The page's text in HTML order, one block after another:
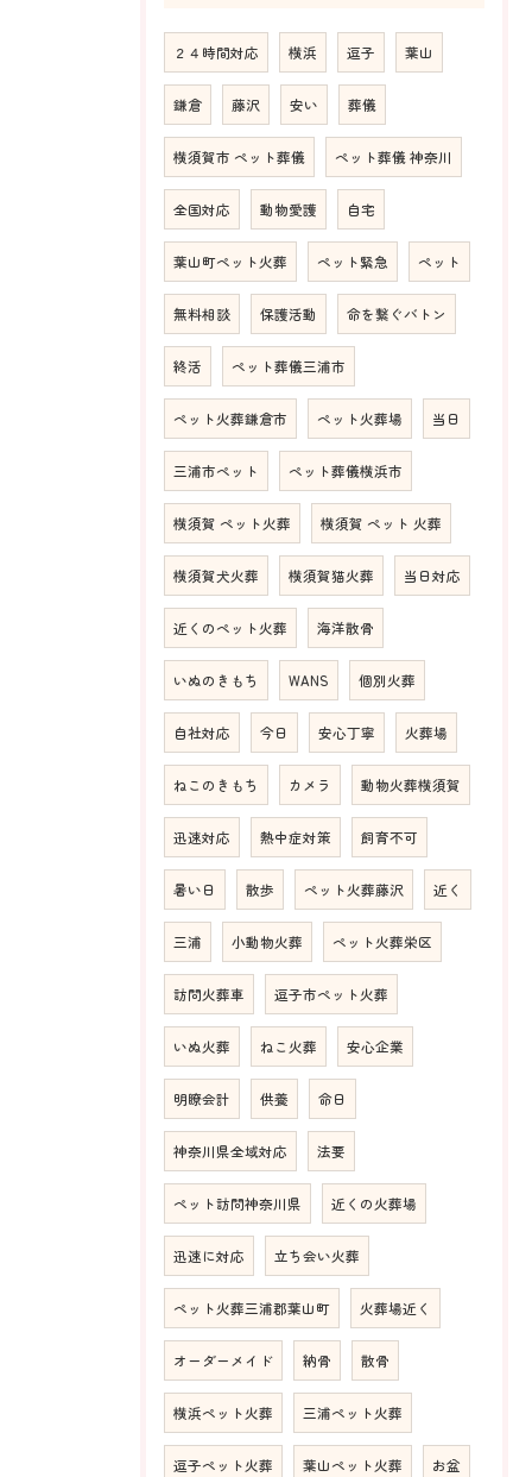
２４時間対応 横浜 逗子 葉山
鎌倉 藤沢 安い 葬儀
横須賀市 ペット葬儀 ペット葬儀 神奈川
全国対応 動物愛護 自宅
葉山町ペット火葬 ペット緊急 ペット
無料相談 保護活動 命を繋ぐバトン
終活 ペット葬儀三浦市
ペット火葬鎌倉市 ペット火葬場 当日
三浦市ペット ペット葬儀横浜市
横須賀 ペット火葬 横須賀 ペット 火葬
横須賀犬火葬 横須賀猫火葬 当日対応
近くのペット火葬 海洋散骨
いぬのきもち WANS 個別火葬
自社対応 今日 安心丁寧 火葬場
ねこのきもち カメラ 動物火葬横須賀
迅速対応 熱中症対策 飼育不可
暑い日 散歩 ペット火葬藤沢 近く
三浦 小動物火葬 ペット火葬栄区
訪問火葬車 逗子市ペット火葬
いぬ火葬 ねこ火葬 安心企業
明瞭会計 供養 命日
神奈川県全域対応 法要
ペット訪問神奈川県 近くの火葬場
迅速に対応 立ち会い火葬
ペット火葬三浦郡葉山町 火葬場近く
オーダーメイド 納骨 散骨
横浜ペット火葬 三浦ペット火葬
逗子ペット火葬 葉山ペット火葬 お盆